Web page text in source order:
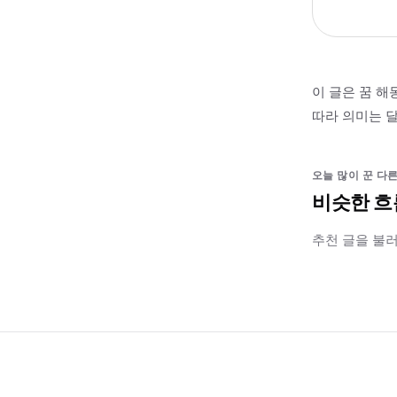
이 글은 꿈 해
따라 의미는
오늘 많이 꾼 다
비슷한
추천 글을 불